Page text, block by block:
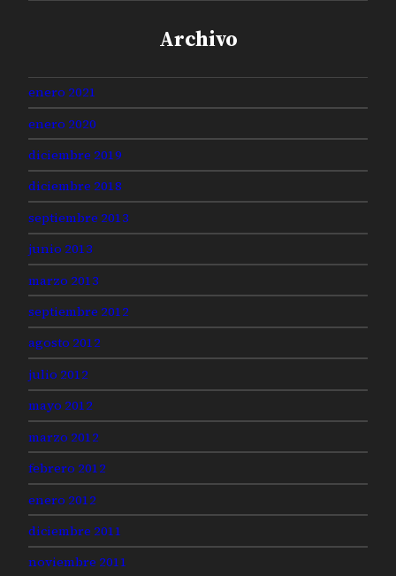
Archivo
enero 2021
enero 2020
diciembre 2019
diciembre 2018
septiembre 2013
junio 2013
marzo 2013
septiembre 2012
agosto 2012
julio 2012
mayo 2012
marzo 2012
febrero 2012
enero 2012
diciembre 2011
noviembre 2011